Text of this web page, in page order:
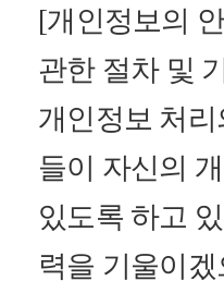
[개인정보의
관한 절차 및
개인정보 처
들이 자신의
있도록 하고
력을 기울이